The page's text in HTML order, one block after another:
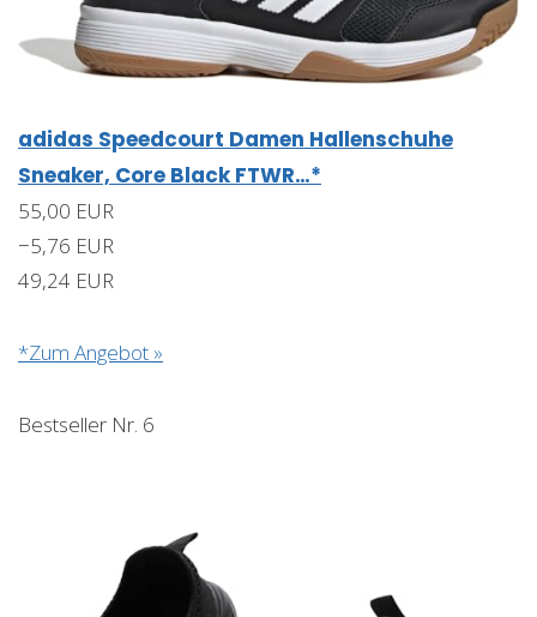
adidas Speedcourt Damen Hallenschuhe
Sneaker, Core Black FTWR…*
55,00 EUR
−5,76 EUR
49,24 EUR
*Zum Angebot »
Bestseller Nr. 6